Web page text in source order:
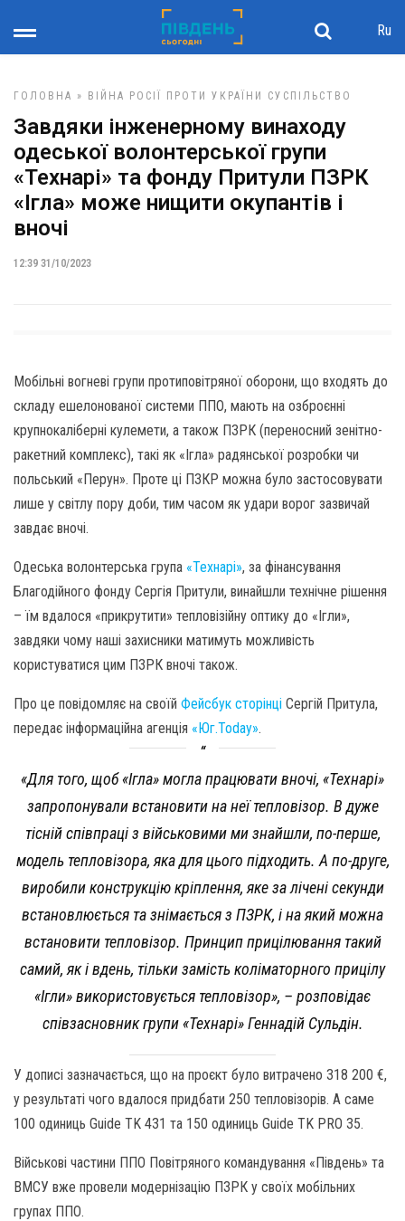
Ru
ГОЛОВНА » ВІЙНА РОСІЇ ПРОТИ УКРАЇНИ СУСПІЛЬСТВО
Завдяки інженерному винаходу
одеської волонтерської групи
«Технарі» та фонду Притули ПЗРК
«Ігла» може нищити окупантів і
вночі
12:39 31/10/2023
Мобільні вогневі групи протиповітряної оборони, що входять до
складу ешелонованої системи ППО, мають на озброєнні
крупнокаліберні кулемети, а також ПЗРК (переносний зенітно-
ракетний комплекс), такі як «Ігла» радянської розробки чи
польський «Перун». Проте ці ПЗКР можна було застосовувати
лише у світлу пору доби, тим часом як удари ворог зазвичай
завдає вночі.
Одеська волонтерська група «Технарі», за фінансування
Благодійного фонду Сергія Притули, винайшли технічне рішення
– їм вдалося «прикрутити» тепловізійну оптику до «Ігли»,
завдяки чому наші захисники матимуть можливість
користуватися цим ПЗРК вночі також.
Про це повідомляє на своїй Фейсбук сторінці Сергій Притула,
передає інформаційна агенція «Юг.Today».
«Для того, щоб «Ігла» могла працювати вночі, «Технарі»
запропонували встановити на неї тепловізор. В дуже
тісній співпраці з військовими ми знайшли, по-перше,
модель тепловізора, яка для цього підходить. А по-друге,
виробили конструкцію кріплення, яке за лічені секунди
встановлюється та знімається з ПЗРК, і на який можна
встановити тепловізор. Принцип прицілювання такий
самий, як і вдень, тільки замість коліматорного прицілу
«Ігли» використовується тепловізор», – розповідає
співзасновник групи «Технарі» Геннадій Сульдін.
У дописі зазначається, що на проєкт було витрачено 318 200 €,
у результаті чого вдалося придбати 250 тепловізорів. А саме
100 одиниць Guide TK 431 та 150 одиниць Guide TK PRO 35.
Військові частини ППО Повітряного командування «Південь» та
ВМСУ вже провели модернізацію ПЗРК у своїх мобільних
групах ППО.